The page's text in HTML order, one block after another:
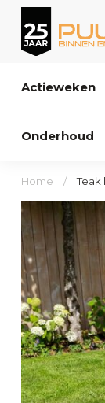
Actieweken
Onderhoud
Home /